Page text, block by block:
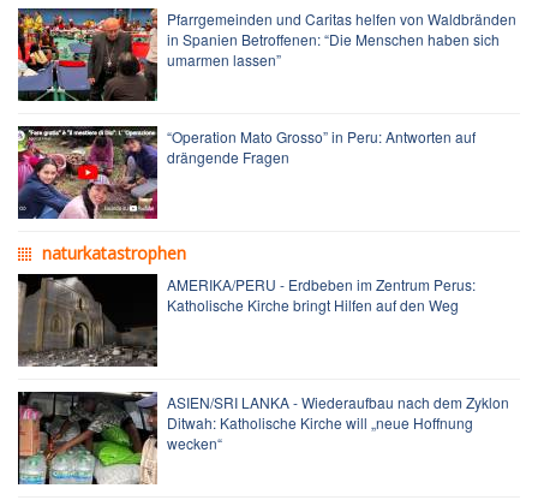
Pfarrgemeinden und Caritas helfen von Waldbränden
in Spanien Betroffenen: “Die Menschen haben sich
umarmen lassen”
“Operation Mato Grosso” in Peru: Antworten auf
drängende Fragen
naturkatastrophen
AMERIKA/PERU - Erdbeben im Zentrum Perus:
Katholische Kirche bringt Hilfen auf den Weg
ASIEN/SRI LANKA - Wiederaufbau nach dem Zyklon
Ditwah: Katholische Kirche will „neue Hoffnung
wecken“